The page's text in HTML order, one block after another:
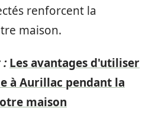
renforcent la
maison.
: Les avantages d'utiliser
à Aurillac pendant la
maison